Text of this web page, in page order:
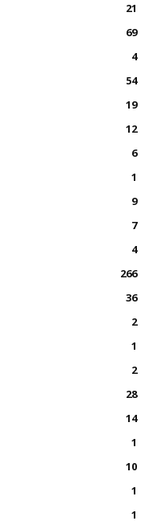
21
69
4
54
19
12
6
1
9
7
4
266
36
2
1
2
28
14
1
10
1
1